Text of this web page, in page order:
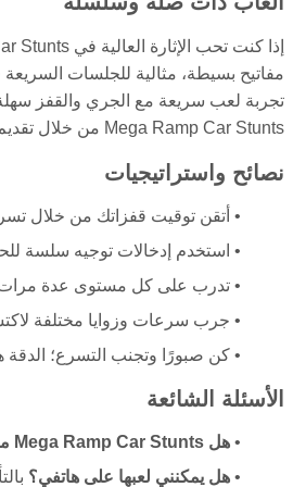
إذا كنت تحب الإثارة العالية في Mega Ramp Car Stunts، تحقق من
مفاتيح بسيطة، مثالية للجلسات
تجربة لعب سريعة مع الجري والقفز سهلة
Mega Ramp Car Stunts من خلال تقديم آليات سلسة وتحديات مثيرة في شكل ويب.
نصائح واستراتيجيات
أتقن توقيت قفزاتك من خلال
استخدم إدخالات توجيه سلسة
تدرب على كل مستوى عدة مرات
جرب سرعات وزوايا مختلفة
كن صبورًا وتجنب التسرع؛ الدقة
الأسئلة الشائعة
هل Mega Ramp Car Stunts مجانية للعب؟
هل يمكنني لعبها على هاتفي؟